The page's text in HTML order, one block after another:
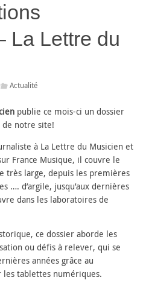
La Lettre du
Actualité
publie ce mois-ci un dossier
notre site!
à La Lettre du Musicien et
France Musique, il couvre le
très large, depuis les premières
…. d’argile, jusqu’aux dernières
dans les laboratoires de
ce dossier aborde les
ou défis à relever, qui se
années grâce au
les tablettes numériques.